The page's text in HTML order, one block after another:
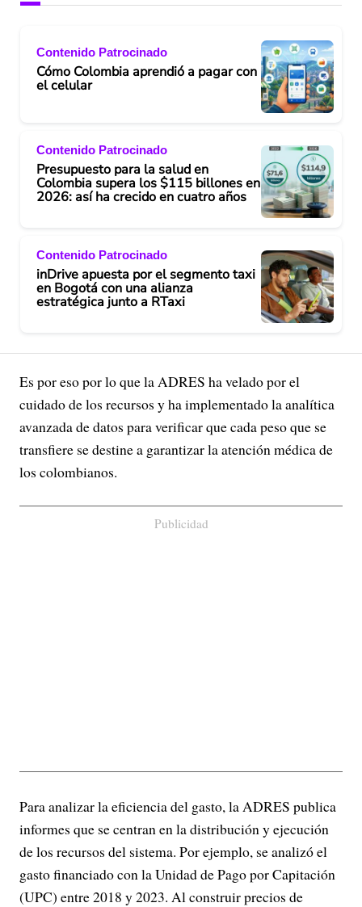
Contenido Patrocinado
Cómo Colombia aprendió a pagar con
el celular
Contenido Patrocinado
Presupuesto para la salud en
Colombia supera los $115 billones en
2026: así ha crecido en cuatro años
Contenido Patrocinado
inDrive apuesta por el segmento taxi
en Bogotá con una alianza
estratégica junto a RTaxi
Es por eso por lo que la ADRES ha velado por el
cuidado de los recursos y ha implementado la analítica
avanzada de datos para verificar que cada peso que se
transfiere se destine a garantizar la atención médica de
los colombianos.
Publicidad
Para analizar la eficiencia del gasto, la ADRES publica
informes que se centran en la distribución y ejecución
de los recursos del sistema. Por ejemplo, se analizó el
gasto financiado con la Unidad de Pago por Capitación
(UPC) entre 2018 y 2023. Al construir precios de